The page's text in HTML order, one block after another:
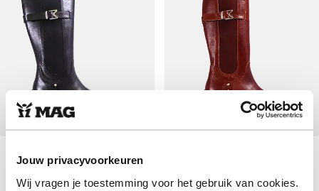
Jouw privacyvoorkeuren
Wij vragen je toestemming voor het gebruik van cookies.
€ 219,90